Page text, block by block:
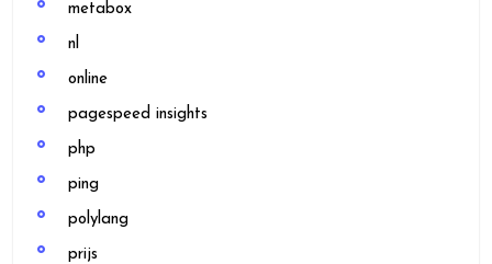
metabox
nl
online
pagespeed insights
php
ping
polylang
prijs